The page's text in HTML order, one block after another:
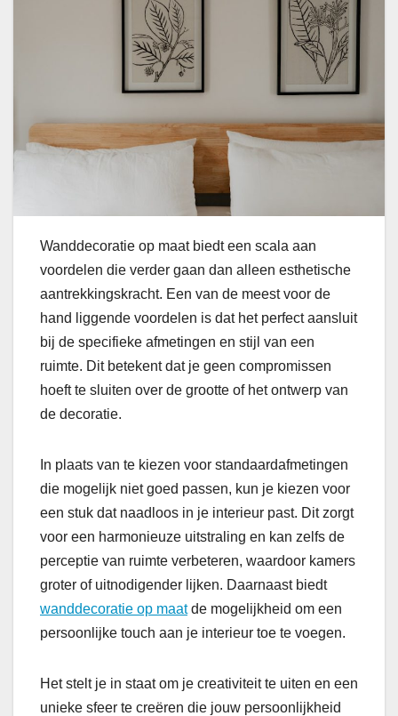
Wanddecoratie op maat biedt een scala aan
voordelen die verder gaan dan alleen esthetische
aantrekkingskracht. Een van de meest voor de
hand liggende voordelen is dat het perfect aansluit
bij de specifieke afmetingen en stijl van een
ruimte. Dit betekent dat je geen compromissen
hoeft te sluiten over de grootte of het ontwerp van
de decoratie.
In plaats van te kiezen voor standaardafmetingen
die mogelijk niet goed passen, kun je kiezen voor
een stuk dat naadloos in je interieur past. Dit zorgt
voor een harmonieuze uitstraling en kan zelfs de
perceptie van ruimte verbeteren, waardoor kamers
groter of uitnodigender lijken. Daarnaast biedt
wanddecoratie op maatde mogelijkheid om een
persoonlijke touch aan je interieur toe te voegen.
Het stelt je in staat om je creativiteit te uiten en een
unieke sfeer te creëren die jouw persoonlijkheid